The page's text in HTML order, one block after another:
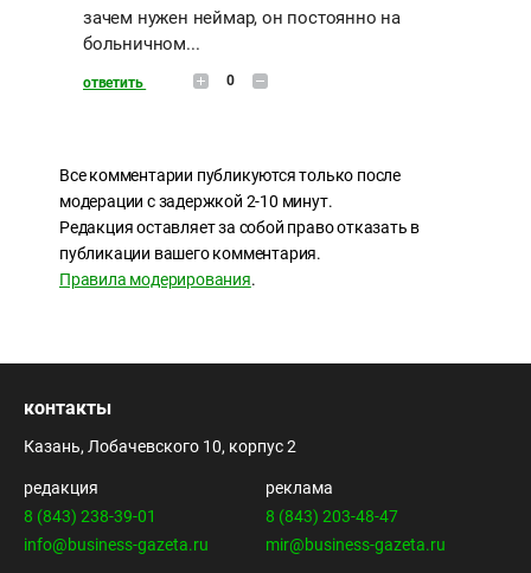
зачем нужен неймар, он постоянно на
больничном...
ответить 0
Все комментарии публикуются только после
модерации с задержкой 2-10 минут.
Редакция оставляет за собой право отказать в
публикации вашего комментария.
Правила модерирования.
контакты
Казань, Лобачевского 10, корпус 2
редакция
8 (843) 238-39-01
info@business-gazeta.ru
реклама
8 (843) 203-48-47
mir@business-gazeta.ru